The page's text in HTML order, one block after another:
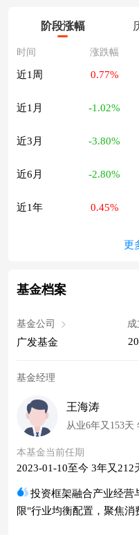
阶段涨幅
时间 涨跌幅
近1周 0.77%
近1月 -1.02%
近3月 -3.80%
近6月 -2.80%
近1年 0.45%
更
基金档案
基金公司
广发基金
成
基金经理
王海涛
从业6年又153天
本基金当前任期
2023-01-10至今 3年又212
投资框架融合产业经营
限"行业均衡配置，聚焦消